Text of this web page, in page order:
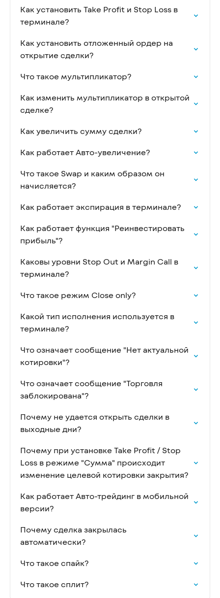
Как установить Take Profit и Stop Loss в
терминале?
Как установить отложенный ордер на
открытие сделки?
Что такое мультипликатор?
Как изменить мультипликатор в открытой
сделке?
Как увеличить сумму сделки?
Как работает Авто-увеличение?
Что такое Swap и каким образом он
начисляется?
Как работает экспирация в терминале?
Как работает функция "Реинвестировать
прибыль"?
Каковы уровни Stop Out и Margin Call в
терминале?
Что такое режим Close only?
Какой тип исполнения используется в
терминале?
Что означает сообщение "Нет актуальной
котировки"?
Что означает сообщение "Торговля
заблокирована"?
Почему не удается открыть сделки в
выходные дни?
Почему при установке Take Profit / Stop
Loss в режиме "Сумма" происходит
изменение целевой котировки закрытия?
Как работает Авто-трейдинг в мобильной
версии?
Почему сделка закрылась
автоматически?
Что такое спайк?
Что такое сплит?